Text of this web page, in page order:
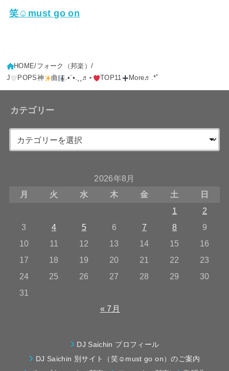
笑☺must go on
HOME フォーク（邦楽）
J
POPS神 曲 .•¨•.¸¸♬⋆ TOP11 More♬.*ﾟ
カテゴリー
2026年8月
月
火 水 木 金 土
日
1
2
3
4 5 6 7 8
9
10
11 12 13 14 15
16
17
18 19 20 21 22
23
24
25 26 27 28 29
30
31
« 7月
DJ Saichin プロフィール
DJ Saichin 別サイト（笑☺must go on）のご案内